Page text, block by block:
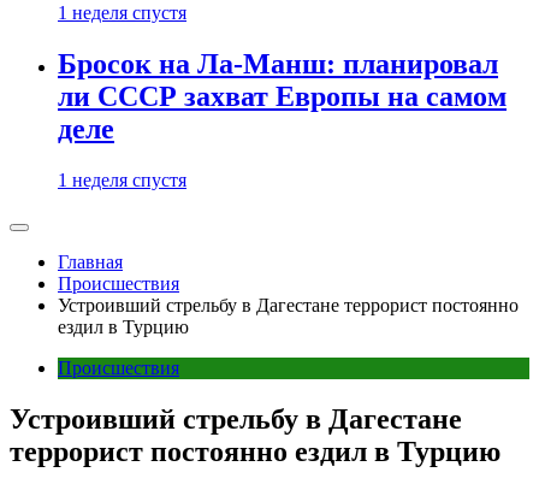
1 неделя спустя
Бросок на Ла-Манш: планировал
ли СССР захват Европы на самом
деле
1 неделя спустя
Главная
Происшествия
Устроивший стрельбу в Дагестане террорист постоянно
ездил в Турцию
Происшествия
Устроивший стрельбу в Дагестане
террорист постоянно ездил в Турцию